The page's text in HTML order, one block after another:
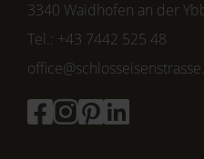
3340 Waidhofen an der
Tel.: +43 7442 525 48